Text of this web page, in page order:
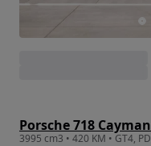
Porsche 718 Cayman